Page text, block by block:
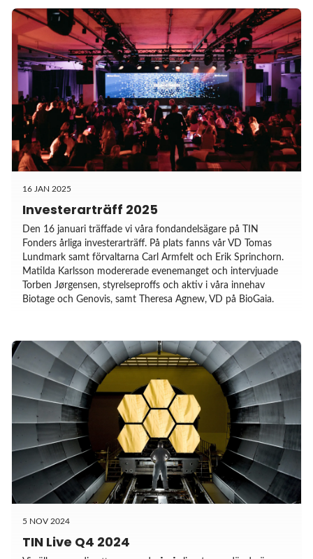
16 JAN 2025
Investerarträff 2025
Den 16 januari träffade vi våra fondandelsägare på TIN
Fonders årliga investerarträff. På plats fanns vår VD Tomas
Lundmark samt förvaltarna Carl Armfelt och Erik Sprinchorn.
Matilda Karlsson modererade evenemanget och intervjuade
Torben Jørgensen, styrelseproffs och aktiv i våra innehav
Biotage och Genovis, samt Theresa Agnew, VD på BioGaia.
5 NOV 2024
TIN Live Q4 2024